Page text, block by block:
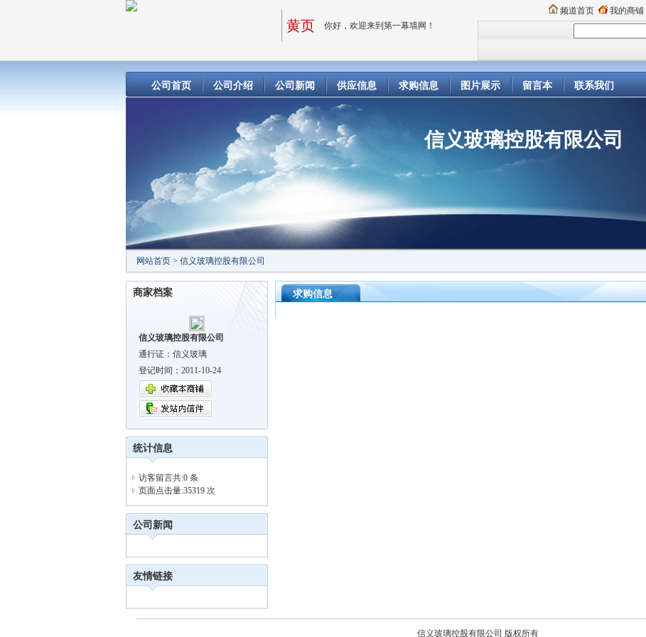
黄页 你好，欢迎来到第一幕墙网！
频道首页 我的商铺
公司首页 公司介绍 公司新闻 供应信息 求购信息 图片展示 留言本 联系我们
信义玻璃控股有限公司
网站首页 > 信义玻璃控股有限公司
商家档案
信义玻璃控股有限公司
通行证：信义玻璃
登记时间：2011-10-24
统计信息
页面点击量:35319 次
公司新闻
友情链接
求购信息
信义玻璃控股有限公司 版权所有
地址：广东省东莞市虎门镇路东村信义玻璃工业园 电话：400-8899-036 传真：0769-85264888